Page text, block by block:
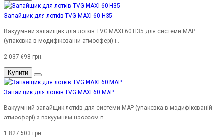
Запайщик для лотків TVG MAXI 60 H35
Вакуумний запайщик для лотків TVG MAXI 60 H35 для системи MAP
(упаковка в модифікованій атмосфері) і..
2 037 698 грн.
Купити
Запайщик для лотків TVG MAXI 60 MAP
Вакуумний запайщик лотків для системи MAP (упаковка в модифікованій
атмосфері) з вакуумним насосом п..
1 827 503 грн.